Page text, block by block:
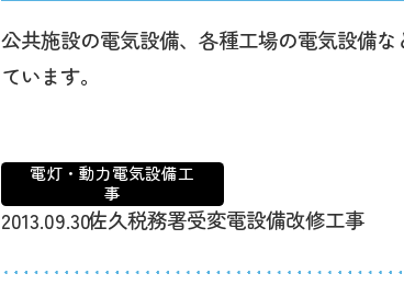
公共施設の電気設備、各種工場の電気設備
ています。
電灯・動力電気設備工
事
2013.09.30佐久税務署受変電設備改修工事